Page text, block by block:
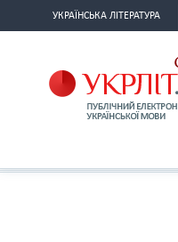
УКРАЇНСЬКА ЛІТЕРАТУРА